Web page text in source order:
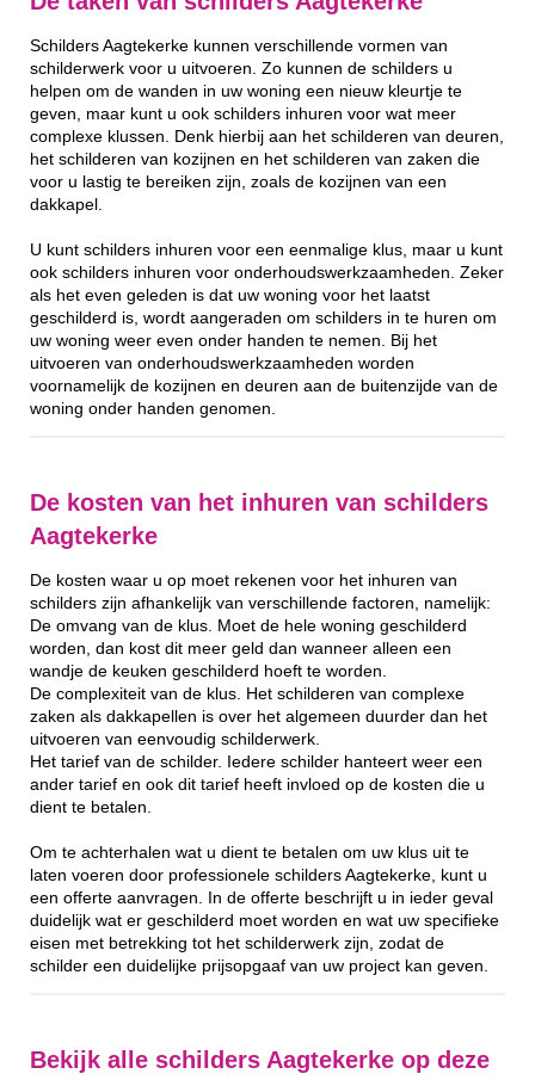
Schilders Aagtekerke kunnen verschillende vormen van
schilderwerk voor u uitvoeren. Zo kunnen de schilders u
helpen om de wanden in uw woning een nieuw kleurtje te
geven, maar kunt u ook schilders inhuren voor wat meer
complexe klussen. Denk hierbij aan het schilderen van deuren,
het schilderen van kozijnen en het schilderen van zaken die
voor u lastig te bereiken zijn, zoals de kozijnen van een
dakkapel.
U kunt schilders inhuren voor een eenmalige klus, maar u kunt
ook schilders inhuren voor onderhoudswerkzaamheden. Zeker
als het even geleden is dat uw woning voor het laatst
geschilderd is, wordt aangeraden om schilders in te huren om
uw woning weer even onder handen te nemen. Bij het
uitvoeren van onderhoudswerkzaamheden worden
voornamelijk de kozijnen en deuren aan de buitenzijde van de
woning onder handen genomen.
De kosten van het inhuren van schilders
Aagtekerke
De kosten waar u op moet rekenen voor het inhuren van
schilders zijn afhankelijk van verschillende factoren, namelijk:
De omvang van de klus. Moet de hele woning geschilderd
worden, dan kost dit meer geld dan wanneer alleen een
wandje de keuken geschilderd hoeft te worden.
De complexiteit van de klus. Het schilderen van complexe
zaken als dakkapellen is over het algemeen duurder dan het
uitvoeren van eenvoudig schilderwerk.
Het tarief van de schilder. Iedere schilder hanteert weer een
ander tarief en ook dit tarief heeft invloed op de kosten die u
dient te betalen.
Om te achterhalen wat u dient te betalen om uw klus uit te
laten voeren door professionele schilders Aagtekerke, kunt u
een offerte aanvragen. In de offerte beschrijft u in ieder geval
duidelijk wat er geschilderd moet worden en wat uw specifieke
eisen met betrekking tot het schilderwerk zijn, zodat de
schilder een duidelijke prijsopgaaf van uw project kan geven.
Bekijk alle schilders Aagtekerke op deze